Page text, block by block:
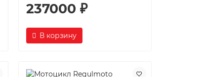
237000 ₽
В корзину